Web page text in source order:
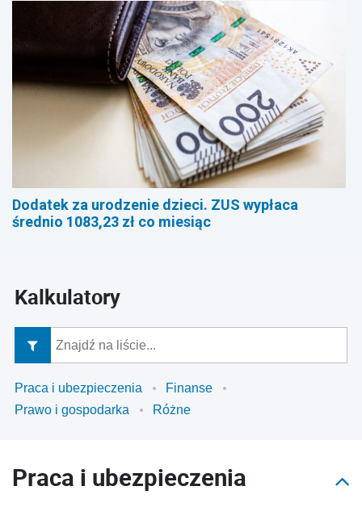
Dodatek za urodzenie dzieci. ZUS wypłaca
średnio 1083,23 zł co miesiąc
Kalkulatory
Praca i ubezpieczenia
Finanse
Prawo i gospodarka
Różne
Praca i ubezpieczenia